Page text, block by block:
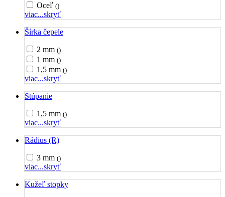
Oceľ ()
viac...skryť
Šírka čepele
2 mm ()
1 mm ()
1,5 mm ()
viac...skryť
Stúpanie
1,5 mm ()
viac...skryť
Rádius (R)
3 mm ()
viac...skryť
Kužeľ stopky